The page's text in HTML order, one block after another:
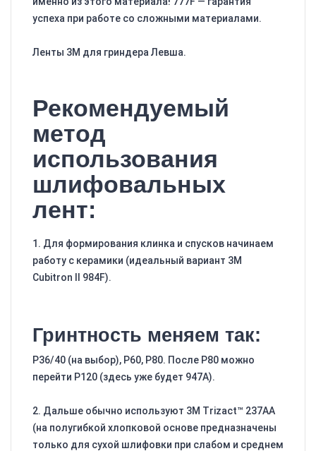
успеха при работе со сложными материалами.
Ленты 3М для гриндера Левша.
Рекомендуемый
метод
использования
шлифовальных
лент:
1. Для формирования клинка и спусков начинаем
работу с керамики (идеальный вариант 3M
Cubitron II 984F).
Гринтность меняем так:
Р36/40 (на выбор), Р60, Р80. После Р80 можно
перейти Р120 (здесь уже будет 947A).
2. Дальше обычно используют 3M Trizact™ 237AA
(на полугибкой хлопковой основе предназначены
только для сухой шлифовки при слабом и среднем